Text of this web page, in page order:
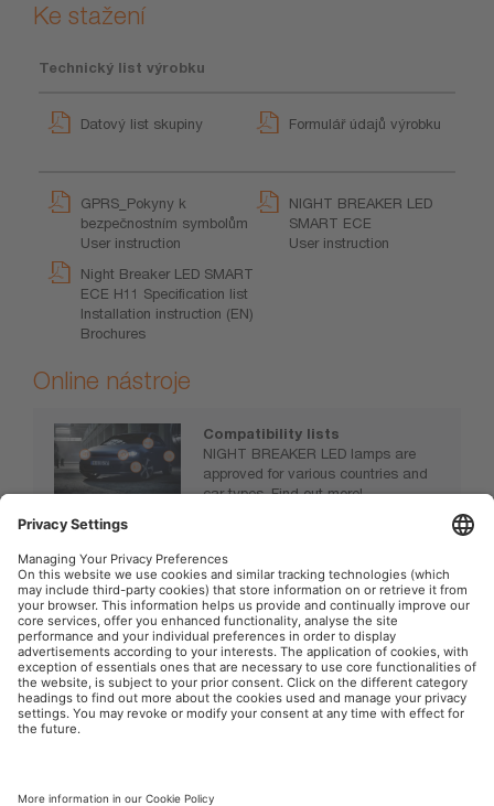
Ke stažení
Technický list výrobku
Datový list skupiny Formulář údajů výrobku
GPRS_Pokyny k
bezpečnostním symbolům
User instruction
NIGHT BREAKER LED
SMART ECE
User instruction
Night Breaker LED SMART
ECE H11 Specification list
Installation instruction (EN)
Brochures
Online nástroje
Compatibility lists
NIGHT BREAKER LED lamps are
approved for various countries and
car types. Find out more!
OSRAM na sociálnej sieti